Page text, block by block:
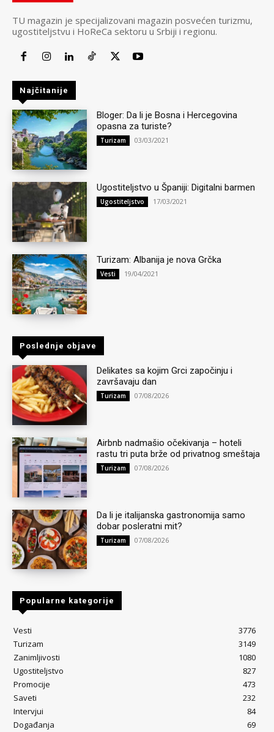
TU magazin je specijalizovani magazin posvećen turizmu,
ugostiteljstvu i HoReCa sektoru u Srbiji i regionu.
Najčitanije
Bloger: Da li je Bosna i Hercegovina
opasna za turiste?
Turizam 03/03/2021
Ugostiteljstvo u Španiji: Digitalni barmen
Ugostiteljstvo 17/03/2021
Turizam: Albanija je nova Grčka
Vesti 19/04/2021
Poslednje objave
Delikates sa kojim Grci započinju i
završavaju dan
Turizam 07/08/2026
Airbnb nadmašio očekivanja – hoteli
rastu tri puta brže od privatnog smeštaja
Turizam 07/08/2026
Da li je italijanska gastronomija samo
dobar posleratni mit?
Turizam 07/08/2026
Popularne kategorije
Vesti
3776
Turizam
3149
Zanimljivosti
1080
Ugostiteljstvo
827
Promocije
473
Saveti
232
Intervjui
84
Događanja
69